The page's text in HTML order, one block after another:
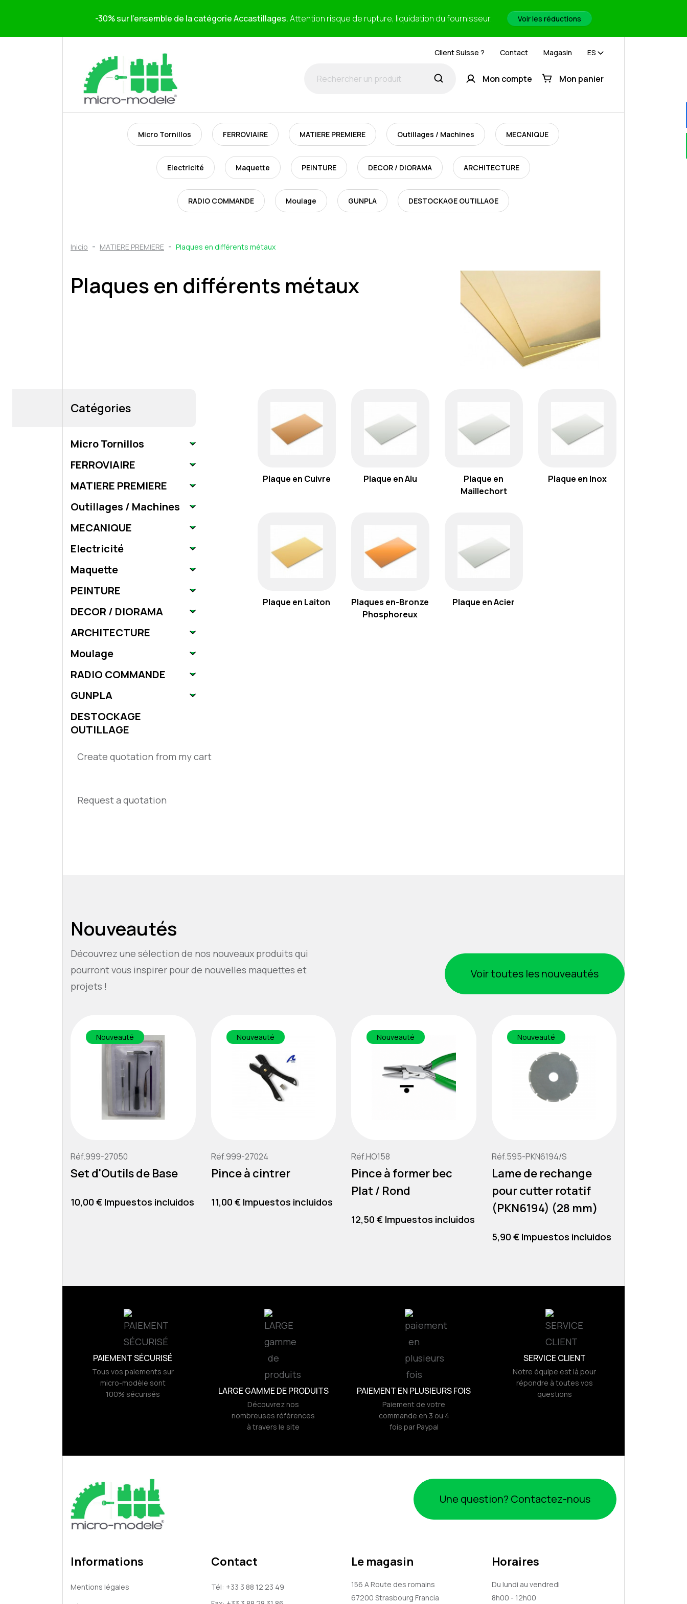
-30% sur l'ensemble de la catégorie Accastillages.Attention risque de rupture, liquidation du fournisseur. Voir les réductions
Client Suisse ? Contact Magasin ES
Mon compte Mon panier
Micro Tornillos FERROVIAIRE MATIERE PREMIERE Outillages / Machines MECANIQUE
Electricité Maquette PEINTURE DECOR / DIORAMA ARCHITECTURE
RADIO COMMANDE Moulage GUNPLA DESTOCKAGE OUTILLAGE
Inicio MATIERE PREMIERE Plaques en différents métaux
Plaques en différents métaux
Catégories
Micro Tornillos
FERROVIAIRE
MATIERE PREMIERE
Outillages / Machines
MECANIQUE
Electricité
Maquette
PEINTURE
DECOR / DIORAMA
ARCHITECTURE
Moulage
RADIO COMMANDE
GUNPLA
DESTOCKAGE
OUTILLAGE
Create quotation from my cart
Request a quotation
Plaque en Cuivre Plaque en Alu
Plaque en
Maillechort
Plaque en Inox
Plaque en Laiton
Plaques en-Bronze
Phosphoreux
Plaque en Acier
Nouveautés
Découvrez une sélection de nos nouveaux produits qui
pourront vous inspirer pour de nouvelles maquettes et
projets !
Voir toutes les nouveautés
Réf.999-27050
Set d'Outils de Base
Precio
10,00 € Impuestos incluidos
Nouveauté
Réf.999-27024
Pince à cintrer
Precio
11,00 € Impuestos incluidos
Nouveauté
Réf.HO158
Pince à former bec
Plat / Rond
Precio
12,50 € Impuestos incluidos
Nouveauté
Réf.595-PKN6194/S
Lame de rechange
pour cutter rotatif
(PKN6194) (28 mm)
Precio
5,90 € Impuestos incluidos
Nouveauté
PAIEMENT SÉCURISÉ
Tous vos paiements sur
micro-modèle sont
100% sécurisés
LARGE GAMME DE PRODUITS
Découvrez nos
nombreuses références
à travers le site
PAIEMENT EN PLUSIEURS FOIS
Paiement de votre
commande en 3 ou 4
fois par Paypal
SERVICE CLIENT
Notre équipe est là pour
répondre à toutes vos
questions
Une question? Contactez-nous
Informations
Mentions légales
Contact
Tél: +33 3 88 12 23 49
Le magasin
156 A Route des romains
67200 Strasbourg Francia
Horaires
Du lundi au vendredi
8h00 - 12h00